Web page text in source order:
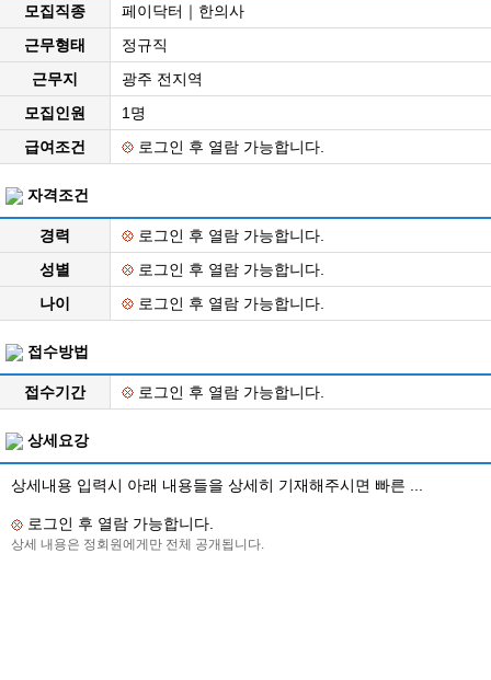
모집직종
페이닥터｜한의사
근무형태
정규직
근무지
광주 전지역
모집인원
1명
급여조건
로그인 후 열람 가능합니다.
자격조건
경력
로그인 후 열람 가능합니다.
성별
로그인 후 열람 가능합니다.
나이
로그인 후 열람 가능합니다.
접수방법
접수기간 로그인 후 열람 가능합니다.
상세요강
상세내용 입력시 아래 내용들을 상세히 기재해주시면 빠른 ...
로그인 후 열람 가능합니다.
상세 내용은 정회원에게만 전체 공개됩니다.